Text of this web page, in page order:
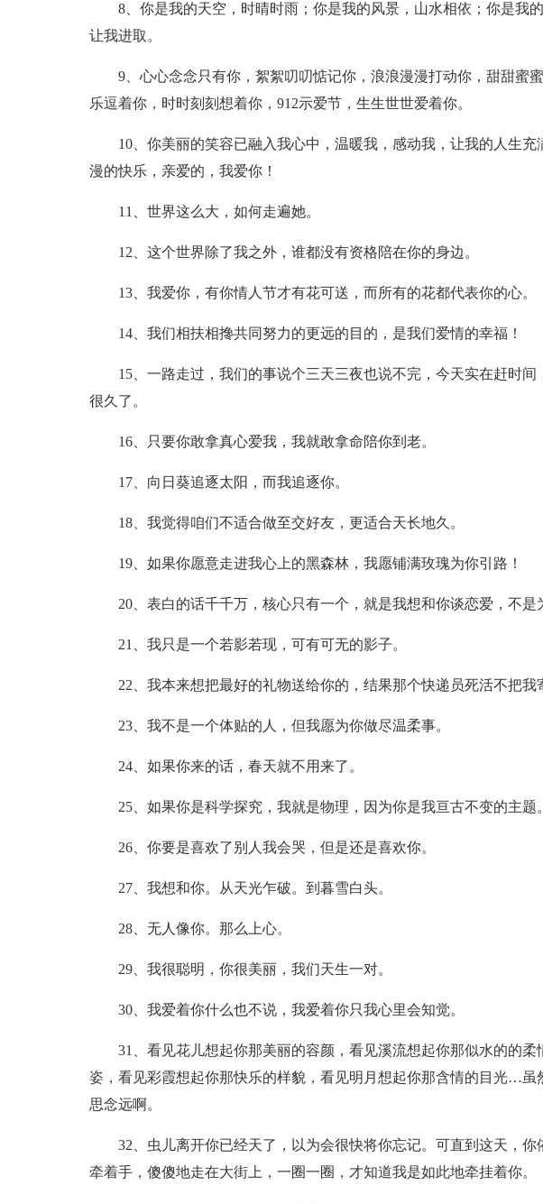
8、你是我的天空，时晴时雨；你是我的风景，山水相依；你是我
让我进取。
9、心心念念只有你，絮絮叨叨惦记你，浪浪漫漫打动你，甜甜蜜
乐逗着你，时时刻刻想着你，912示爱节，生生世世爱着你。
10、你美丽的笑容已融入我心中，温暖我，感动我，让我的人生
漫的快乐，亲爱的，我爱你！
11、世界这么大，如何走遍她。
12、这个世界除了我之外，谁都没有资格陪在你的身边。
13、我爱你，有你情人节才有花可送，而所有的花都代表你的心。
14、我们相扶相搀共同努力的更远的目的，是我们爱情的幸福！
15、一路走过，我们的事说个三天三夜也说不完，今天实在赶时间
很久了。
16、只要你敢拿真心爱我，我就敢拿命陪你到老。
17、向日葵追逐太阳，而我追逐你。
18、我觉得咱们不适合做至交好友，更适合天长地久。
19、如果你愿意走进我心上的黑森林，我愿铺满玫瑰为你引路！
20、表白的话千千万，核心只有一个，就是我想和你谈恋爱，不是
21、我只是一个若影若现，可有可无的影子。
22、我本来想把最好的礼物送给你的，结果那个快递员死活不把我
23、我不是一个体贴的人，但我愿为你做尽温柔事。
24、如果你来的话，春天就不用来了。
25、如果你是科学探究，我就是物理，因为你是我亘古不变的主题。
26、你要是喜欢了别人我会哭，但是还是喜欢你。
27、我想和你。从天光乍破。到暮雪白头。
28、无人像你。那么上心。
29、我很聪明，你很美丽，我们天生一对。
30、我爱着你什么也不说，我爱着你只我心里会知觉。
31、看见花儿想起你那美丽的容颜，看见溪流想起你那似水的的
姿，看见彩霞想起你那快乐的样貌，看见明月想起你那含情的目光…虽
思念远啊。
32、虫儿离开你已经天了，以为会很快将你忘记。可直到这天，
牵着手，傻傻地走在大街上，一圈一圈，才知道我是如此地牵挂着你。